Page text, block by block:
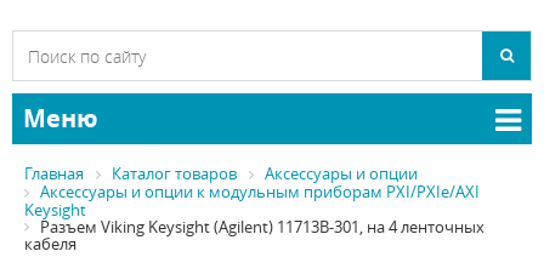
Меню
Главная Каталог товаров
Аксессуары и опции
Аксессуары и опции к модульным приборам PXI/PXIe/AXI
Keysight
Разъем Viking Keysight (Agilent) 11713B-301, на 4 ленточных
кабеля